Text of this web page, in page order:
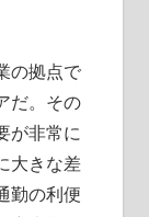
の拠点で
だ。その
が非常に
大きな差
勤の利便